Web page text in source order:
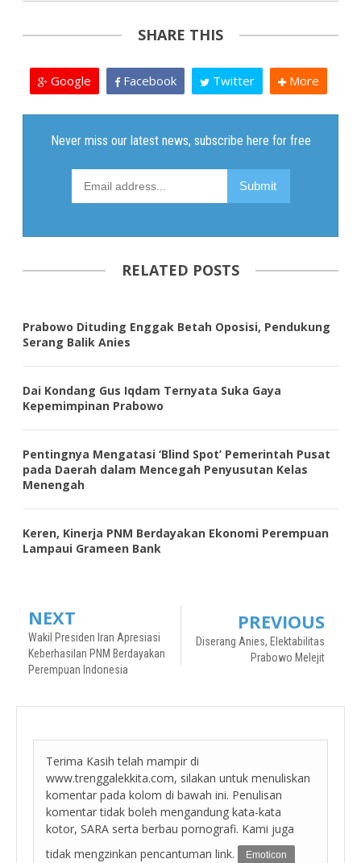
SHARE THIS
Google Facebook Twitter More
RELATED POSTS
Prabowo Dituding Enggak Betah Oposisi, Pendukung
Serang Balik Anies
Dai Kondang Gus Iqdam Ternyata Suka Gaya
Kepemimpinan Prabowo
Pentingnya Mengatasi ‘Blind Spot’ Pemerintah Pusat
pada Daerah dalam Mencegah Penyusutan Kelas
Menengah
Keren, Kinerja PNM Berdayakan Ekonomi Perempuan
Lampaui Grameen Bank
NEXT
Wakil Presiden Iran Apresiasi
Keberhasilan PNM Berdayakan
Perempuan Indonesia
PREVIOUS
Diserang Anies, Elektabilitas
Prabowo Melejit
Terima Kasih telah mampir di
www.trenggalekkita.com, silakan untuk menuliskan
komentar pada kolom di bawah ini. Penulisan
komentar tidak boleh mengandung kata-kata
kotor, SARA serta berbau pornografi. Kami juga
tidak mengzinkan pencantuman link.
Emoticon